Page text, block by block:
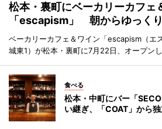
松本・裏町にベーカリーカフェ
「escapism」 朝からゆっく
ベーカリーカフェ＆ワイン「escapism（エ
城東1）が松本・裏町に7月22日、オープンし
食べる
松本・中町にバー「
い継ぎ、「COAT」から